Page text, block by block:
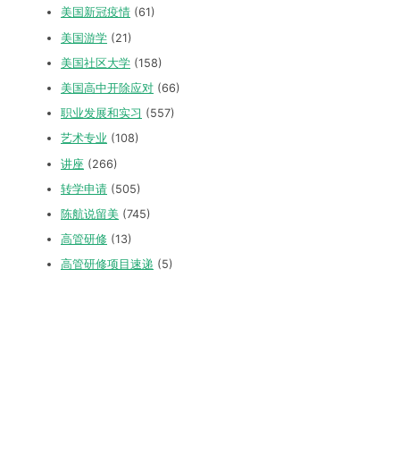
美国新冠疫情 (61)
美国游学 (21)
美国社区大学 (158)
美国高中开除应对 (66)
职业发展和实习 (557)
艺术专业 (108)
讲座 (266)
转学申请 (505)
陈航说留美 (745)
高管研修 (13)
高管研修项目速递 (5)